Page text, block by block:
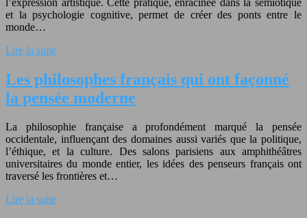
et la psychologie cognitive, permet de créer des ponts entre le
monde…
Lire la suite
Les philosophes français qui ont façonné
la pensée moderne
La philosophie française a profondément marqué la pensée
occidentale, influençant des domaines aussi variés que la politique,
l’éthique, et la culture. Des salons parisiens aux amphithéâtres
universitaires du monde entier, les idées des penseurs français ont
traversé les frontières et…
Lire la suite